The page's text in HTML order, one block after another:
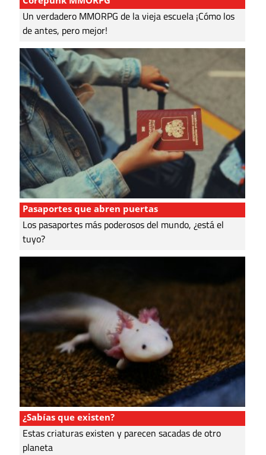
Un verdadero MMORPG de la vieja escuela ¡Cómo los
de antes, pero mejor!
Pasaportes que abren puertas
Los pasaportes más poderosos del mundo, ¿está el
tuyo?
¿Sabías que existen?
Estas criaturas existen y parecen sacadas de otro
planeta